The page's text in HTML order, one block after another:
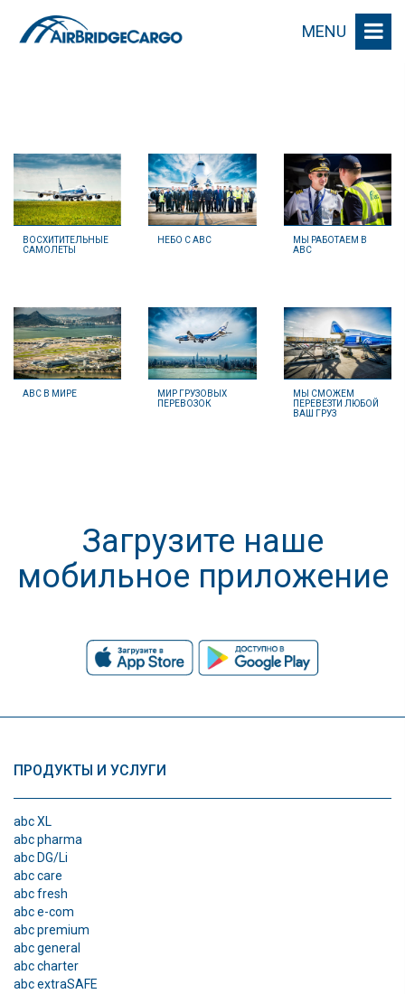
MENU
ВОСХИТИТЕЛЬНЫЕ
САМОЛЕТЫ
НЕБО С АВС
МЫ РАБОТАЕМ В
АВС
АВС В МИРЕ
МИР ГРУЗОВЫХ
ПЕРЕВОЗОК
МЫ СМОЖЕМ
ПЕРЕВЕЗТИ ЛЮБОЙ
ВАШ ГРУЗ
Загрузите наше
мобильное приложение
ПРОДУКТЫ И УСЛУГИ
abc XL
abc pharma
abc DG/Li
abc care
abc fresh
abc e-com
abc premium
abc general
abc charter
abc extraSAFE